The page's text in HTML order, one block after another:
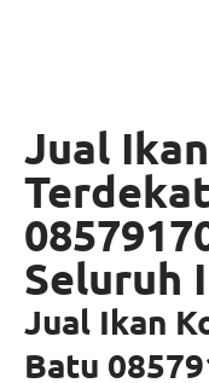
Jual
Seluruh
Jual Ikan
Batu